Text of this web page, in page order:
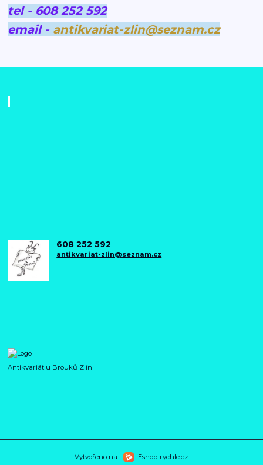
tel - 608 252 592
email - antikvariat-zlin@seznam.cz
608 252 592
antikvariat-zlin@seznam.cz
Antikvariát u Brouků Zlín
Vytvořeno na Eshop-rychle.cz